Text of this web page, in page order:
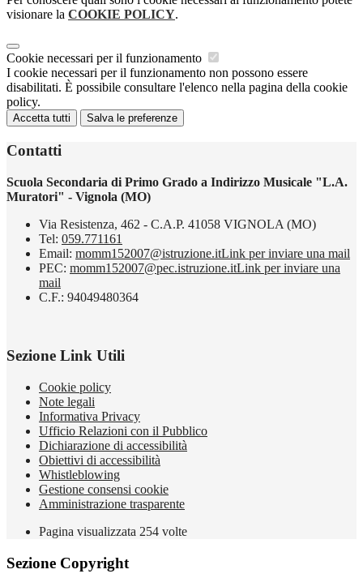
visionare la COOKIE POLICY.
Cookie necessari per il funzionamento
I cookie necessari per il funzionamento non possono essere
disabilitati. È possibile consultare l'elenco nella pagina della cookie
policy.
Accetta tutti Salva le preferenze
Contatti
Scuola Secondaria di Primo Grado a Indirizzo Musicale "L.A.
Muratori" - Vignola (MO)
Via Resistenza, 462 - C.A.P. 41058 VIGNOLA (MO)
Tel: 059.771161
Email: momm152007@istruzione.itLink per inviare una mail
PEC: momm152007@pec.istruzione.itLink per inviare una
mail
C.F.: 94049480364
Sezione Link Utili
Cookie policy
Note legali
Informativa Privacy
Ufficio Relazioni con il Pubblico
Dichiarazione di accessibilità
Obiettivi di accessibilità
Whistleblowing
Gestione consensi cookie
Amministrazione trasparente
Pagina visualizzata 254 volte
Sezione Copyright